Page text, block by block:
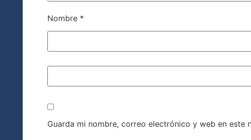
Nombre *
Guarda mi nombre, correo electrónico y web en este